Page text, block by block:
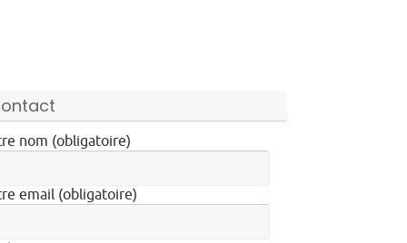
nom (obligatoire)
email (obligatoire)